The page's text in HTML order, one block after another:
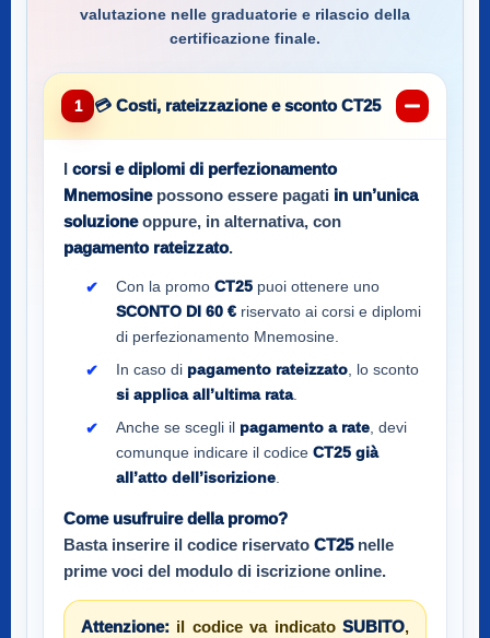
valutazione nelle graduatorie e rilascio della
certificazione finale.
1 💳 Costi, rateizzazione e sconto CT25
corsi e diplomi di perfezionamento
Mnemosinepossono essere pagati in un’unica
soluzioneoppure, in alternativa, con
pagamento rateizzato.
Con la promo CT25 puoi ottenere uno
SCONTO DI 60 € riservato ai corsi e diplomi
di perfezionamento Mnemosine.
In caso di pagamento rateizzato , lo sconto
si applica all’ultima rata.
Anche se scegli il pagamento a rate , devi
comunque indicare il codice CT25 già
all’atto dell’iscrizione
Come usufruire della promo?
Basta inserire il codice riservato CT25nelle
prime voci del modulo di iscrizione online.
Attenzione: il codice va indicato SUBITO,